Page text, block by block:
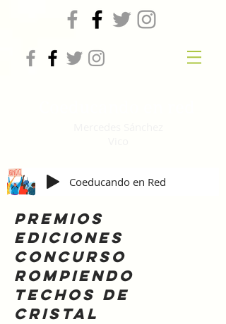
Coeducando en Red
PREMIOS
EDICIONES
CONCURSO
ROMPIENDO
TECHOS DE
CRISTAL